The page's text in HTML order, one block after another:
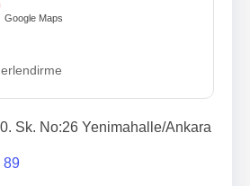
Google Maps
Sk. No:26 Yenimahalle/Ankara
89